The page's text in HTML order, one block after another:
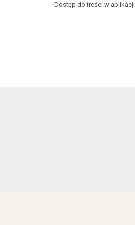
Dostęp do treści w aplikacji